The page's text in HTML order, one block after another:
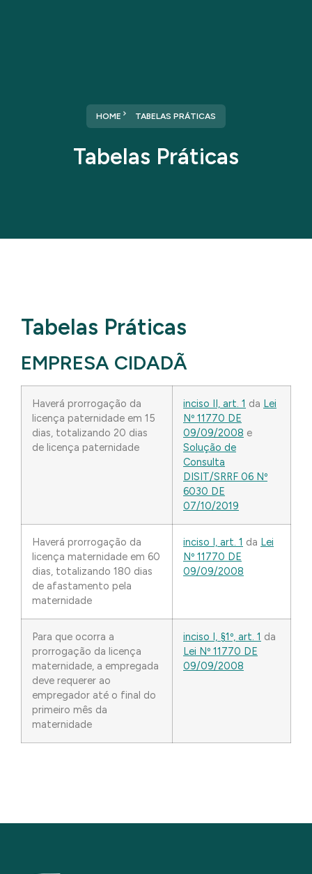
HOME TABELAS PRÁTICAS
Tabelas Práticas
Tabelas Práticas
EMPRESA CIDADÃ
Haverá prorrogação da
licença paternidade em 15
dias, totalizando 20 dias
de licença paternidade
inciso II, art. 1 da Lei
Nº 11770 DE
09/09/2008 e
Solução de
Consulta
DISIT/SRRF 06 Nº
6030 DE
07/10/2019
Haverá prorrogação da
licença maternidade em 60
dias, totalizando 180 dias
de afastamento pela
maternidade
inciso I, art. 1 da Lei
Nº 11770 DE
09/09/2008
Para que ocorra a
prorrogação da licença
maternidade, a empregada
deve requerer ao
empregador até o final do
primeiro mês da
maternidade
inciso I, §1º, art. 1 da
Lei Nº 11770 DE
09/09/2008